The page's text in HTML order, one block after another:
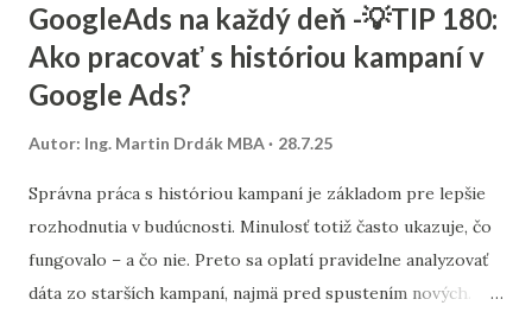
pozitívne. Odporúčame, aby bolo tlačidlo viditeľné, ale
nerušivé – ideálne v pravom dolnom rohu s plynulým
animovaným návratom. Najlepšie funguje na desktopoch, ale
Consultee sa tejto téme venujeme v rámci optimalizácie UX
a technického SEO. Pomáhame firmám – od eshopov až po
obsahové portály – zlepšovať nielen návštevnosť, ale aj
použiteľnosť. Aj malý detail ako toto tlačidlo môže mať v
praxi veľký dopad.
GoogleAds na každý deň -💡TIP 180:
Ako pracovať s históriou kampaní v
Google Ads?
Autor: Ing. Martin Drdák MBA 28.7.25
Správna práca s históriou kampaní je základom pre lepšie
rozhodnutia v budúcnosti. Minulosť totiž často ukazuje, čo
fungovalo – a čo nie. Preto sa oplatí pravidelne analyzovať
dáta zo starších kampaní, najmä pred spustením nových.